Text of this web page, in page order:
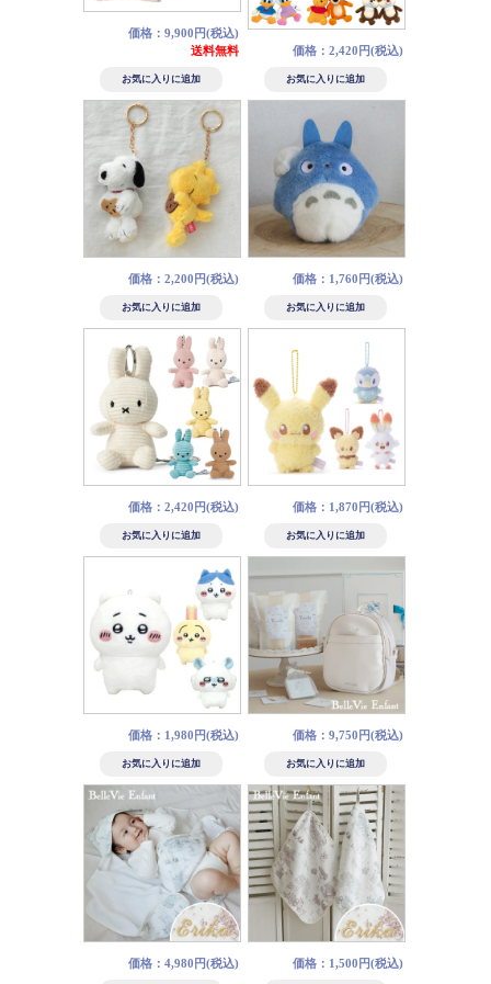
価格：9,900円(税込)
送料無料
価格：2,420円(税込)
価格：2,200円(税込) 価格：1,760円(税込)
価格：2,420円(税込) 価格：1,870円(税込)
価格：1,980円(税込) 価格：9,750円(税込)
価格：4,980円(税込) 価格：1,500円(税込)